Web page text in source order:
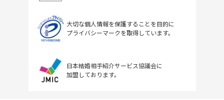
大切な個人情報を保護することを目的に
プライバシーマークを取得しています。
日本結婚相手紹介サービス協議会に
加盟しております。